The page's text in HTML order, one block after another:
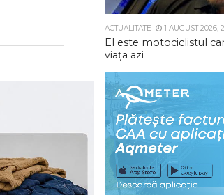
ACTUALITATE 1 AUGUST 2026,
El este motociclistul
viața azi